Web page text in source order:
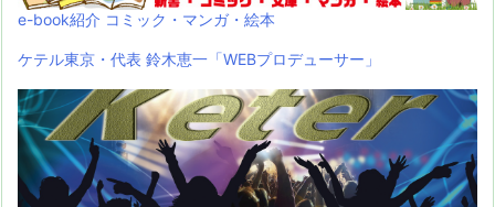
e-book紹介 コミック・マンガ・絵本
ケテル東京・代表 鈴木恵一「WEBプロデューサー」